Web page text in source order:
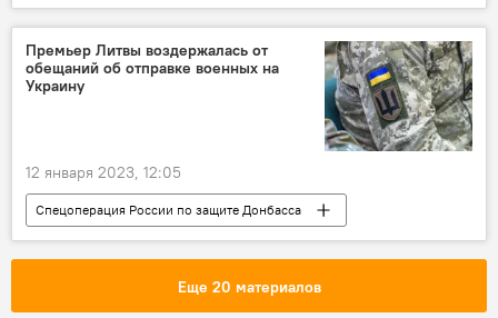
Общество
Sputnik Литва
Латвия
журналист
задержание
Премьер Литвы воздержалась от
обещаний об отправке военных на
Украину
12 января 2023, 12:05
Спецоперация России по защите Донбасса
В Литве
Литва
Украина
Еще 20 материалов